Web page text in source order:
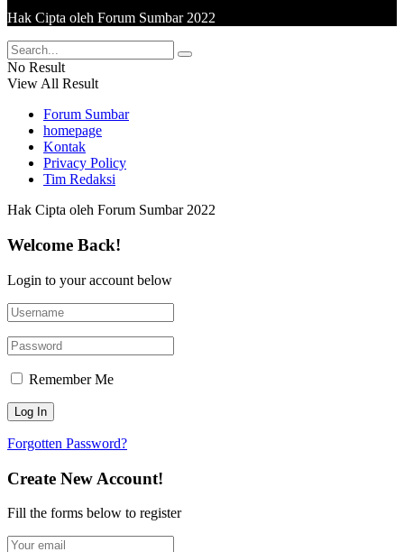
Hak Cipta oleh Forum Sumbar 2022
No Result
View All Result
Forum Sumbar
homepage
Kontak
Privacy Policy
Tim Redaksi
Hak Cipta oleh Forum Sumbar 2022
Welcome Back!
Login to your account below
Remember Me
Forgotten Password?
Create New Account!
Fill the forms below to register